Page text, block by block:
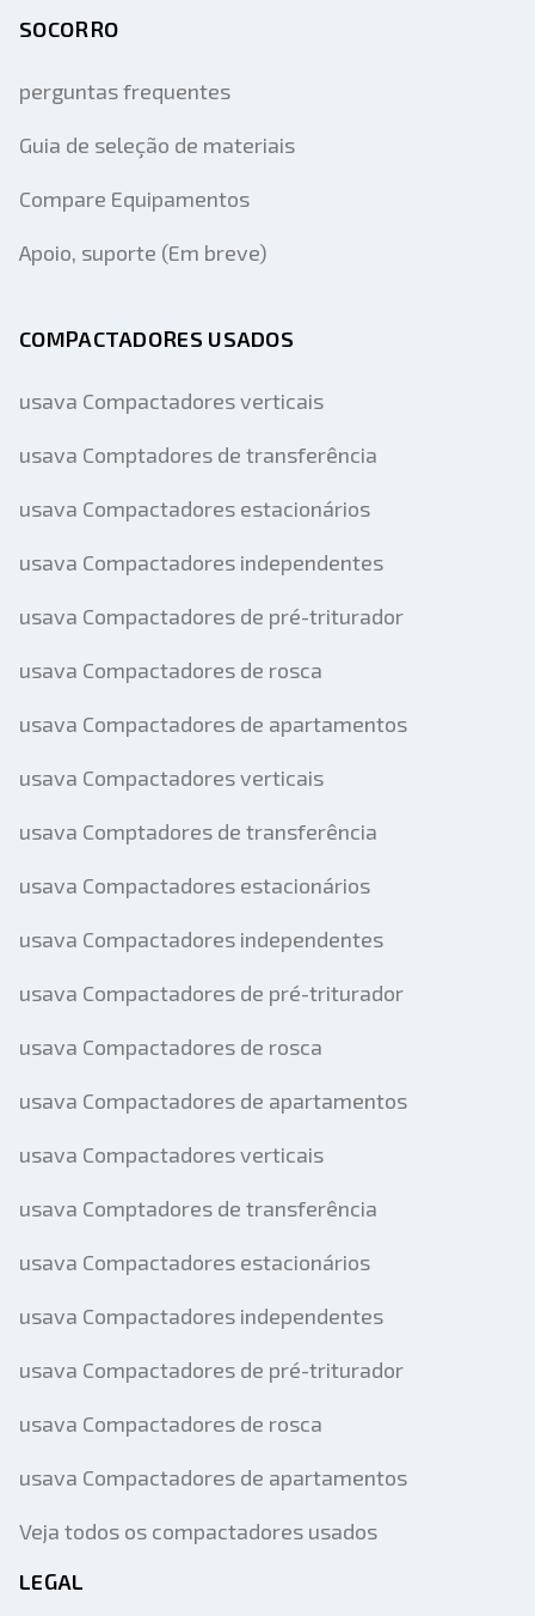
SOCORRO
perguntas frequentes
Guia de seleção de materiais
Compare Equipamentos
Apoio, suporte (Em breve)
COMPACTADORES USADOS
usava Compactadores verticais
usava Comptadores de transferência
usava Compactadores estacionários
usava Compactadores independentes
usava Compactadores de pré-triturador
usava Compactadores de rosca
usava Compactadores de apartamentos
usava Compactadores verticais
usava Comptadores de transferência
usava Compactadores estacionários
usava Compactadores independentes
usava Compactadores de pré-triturador
usava Compactadores de rosca
usava Compactadores de apartamentos
usava Compactadores verticais
usava Comptadores de transferência
usava Compactadores estacionários
usava Compactadores independentes
usava Compactadores de pré-triturador
usava Compactadores de rosca
usava Compactadores de apartamentos
Veja todos os compactadores usados
LEGAL